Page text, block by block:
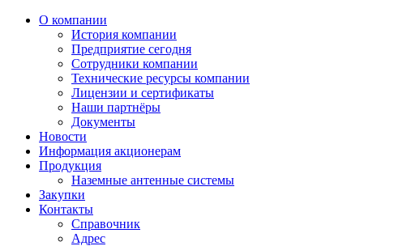
О компании
История компании
Предприятие сегодня
Сотрудники компании
Технические ресурсы компании
Лицензии и сертификаты
Наши партнёры
Документы
Новости
Информация акционерам
Продукция
Наземные антенные системы
Закупки
Контакты
Справочник
Адрес